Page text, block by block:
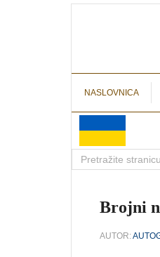
NASLOVNICA
Brojni
AUTOR: